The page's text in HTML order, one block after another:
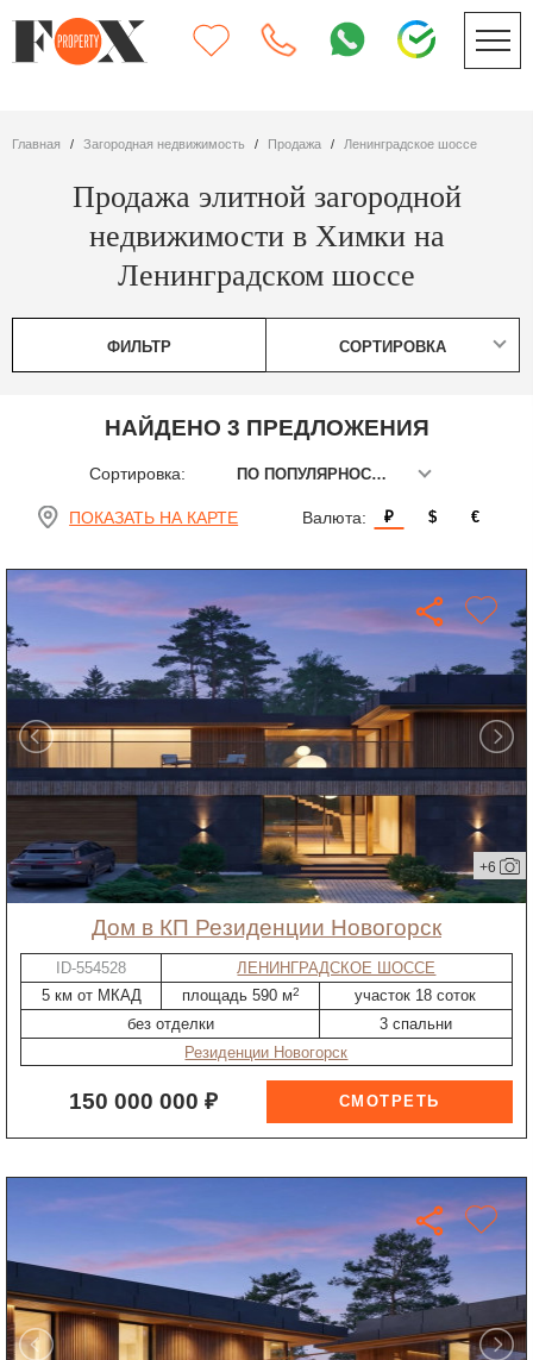
Главная Загородная недвижимость Продажа Ленинградское шоссе
Продажа элитной загородной
недвижимости в Химки на
Ленинградском шоссе
ФИЛЬТР СОРТИРОВКА
НАЙДЕНО 3 ПРЕДЛОЖЕНИЯ
Сортировка: ПО ПОПУЛЯРНОСТИ
ПОКАЗАТЬ НА КАРТЕ Валюта: ₽ $ €
+6
дом в КП Резиденции Новогорск
ID-554528
ЛЕНИНГРАДСКОЕ ШОССЕ
5 км от МКАД
площадь 590 м2
участок 18 соток
без отделки
3 спальни
Резиденции Новогорск
150 000 000 ₽